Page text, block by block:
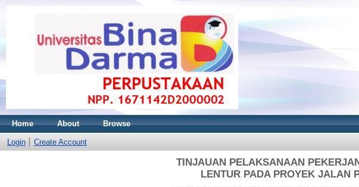
Home About Browse
Login Create Account
TINJAUAN PELAKSANAAN
LENTUR PADA PROYEK JALAN